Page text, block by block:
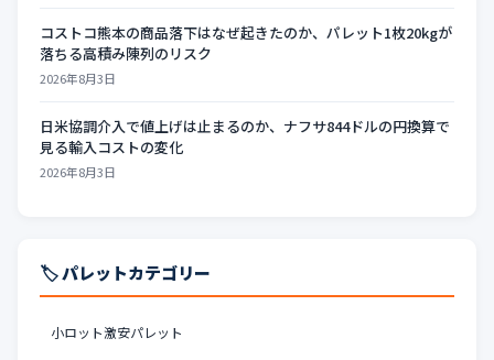
コストコ熊本の商品落下はなぜ起きたのか、パレット1枚20kgが
落ちる高積み陳列のリスク
2026年8月3日
日米協調介入で値上げは止まるのか、ナフサ844ドルの円換算で
見る輸入コストの変化
2026年8月3日
🏷️ パレットカテゴリー
小ロット激安パレット